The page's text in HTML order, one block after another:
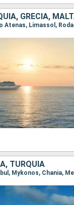
GRECIA,
TURQUÍA
Mykonos, Chania,